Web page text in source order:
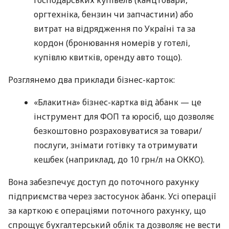
оргтехніка, бензин чи запчастини) або
витрат на відрядження по Україні та за
кордон (бронювання номерів у готелі,
купівлю квитків, оренду авто тощо).
Розглянемо два приклади бізнес-карток:
«Блакитна» бізнес-картка від àбанк — це
інструмент для ФОП та юросіб, що дозволяє
безкоштовно розраховуватися за товари/
послуги, знімати готівку та отримувати
кешбек (наприклад, до 10 грн/л на ОККО).
Вона забезпечує доступ до поточного рахунку
підприємства через застосунок àбанк. Усі операції
за карткою є операціями поточного рахунку, що
спрощує бухгалтерський облік та дозволяє не вести